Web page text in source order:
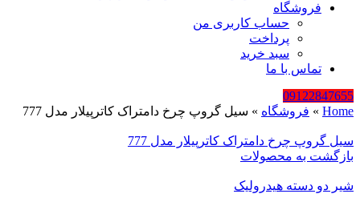
فروشگاه
حساب کاربری من
پرداخت
سبد خرید
تماس با ما
09122847655
Home
» فروشگاه » سیل گروپ چرخ دامتراک کاترپیلار مدل 777
سیل گروپ چرخ دامتراک کاترپیلار مدل 777
بازگشت به محصولات
شیر دو دسته هیدرولیک